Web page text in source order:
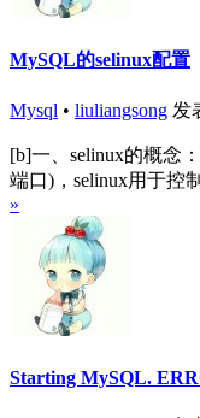
MySQL的selinux配置
Mysql • liuliangsong 发
[b]一、selinux的概念
端口)，selinux用于控
»
Starting MySQL.